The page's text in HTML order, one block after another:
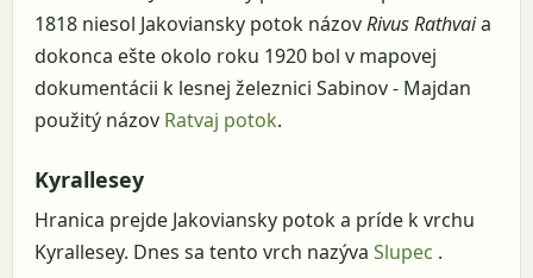
1818 niesol Jakoviansky potok názovRivus Rathvaia
dokonca ešte okolo roku 1920 bol v mapovej
dokumentácii k lesnej železnici Sabinov - Majdan
použitý názov Ratvaj potok.
Kyrallesey
Hranica prejde Jakoviansky potok a príde k vrchu
Kyrallesey. Dnes sa tento vrch nazýva Slupec .